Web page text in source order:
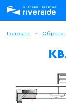
Головна Обрати